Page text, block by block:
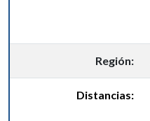
Región:
Distancias: